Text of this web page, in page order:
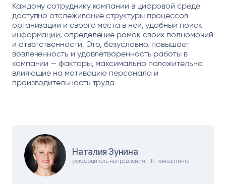
Наталия Зунина
руководитель направления HR-консалтинга
Каждому сотруднику компании в цифровой среде
доступно отслеживание структуры процессов
организации и своего места в ней, удобный поиск
информации, определение рамок своих полномочий
и ответственности. Это, безусловно, повышает
вовлеченность и удовлетворенность работы в
компании — факторы, максимально положительно
влияющие на мотивацию персонала и
производительность труда.